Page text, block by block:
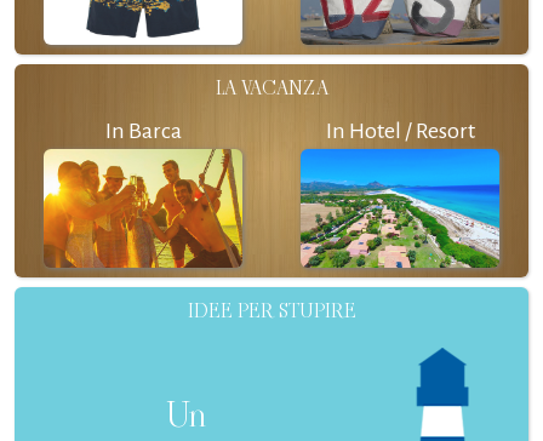
LA VACANZA
In Barca In Hotel / Resort
IDEE PER STUPIRE
Un